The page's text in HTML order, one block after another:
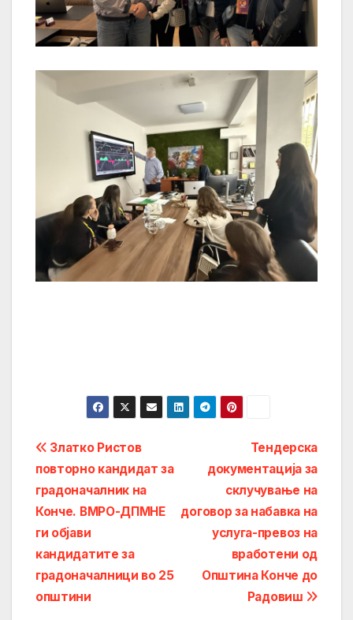
Post
navigation
Тендерска
документација за
склучување на
договор за набавка на
услуга-превоз на
вработени од
Општина Конче до
Радовиш
Златко Ристов
повторно кандидат за
градоначалник на
Конче. ВМРО-ДПМНЕ
ги објави
кандидатите за
градоначалници во 25
општини